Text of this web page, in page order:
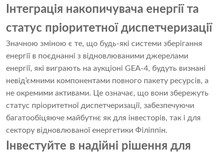
Інтеграція накопичувача енергії та
статус пріоритетної диспетчеризації
Значною зміною є те, що будь-які системи зберігання
енергії в поєднанні з відновлюваними джерелами
енергії, які виграють на аукціоні GEA-4, будуть визнані
невід’ємними компонентами повного пакету ресурсів, а
не окремими активами. Це означає, що вони збережуть
статус пріоритетної диспетчеризації, забезпечуючи
багатообіцяюче майбутнє як для інвесторів, так і для
сектору відновлюваної енергетики Філіппін.
Інвестуйте в надійні рішення для